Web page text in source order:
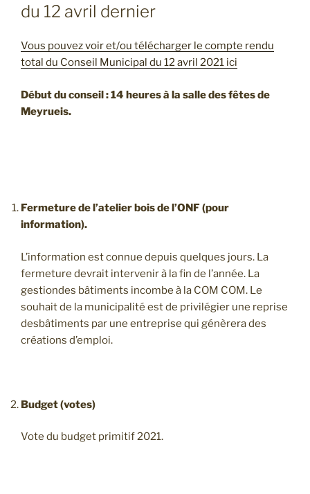
du 12 avril dernier
Vous pouvez voir et/ou télécharger le compte rendu
total du Conseil Municipal du 12 avril 2021 ici
Débutdu conseil: 14 heures à la salle des fêtes de
Meyrueis.
Fermeture de l’atelier bois de l’ONF (pour
information).
L’information est connue depuis quelques jours. La
fermeture devrait intervenir à la fin de l’année. La
gestiondes bâtiments incombe à la COM COM. Le
souhait de la municipalité est de privilégier une reprise
desbâtiments par une entreprise qui génèrera des
créations d’emploi.
Budget (votes)
Vote du budget primitif 2021.